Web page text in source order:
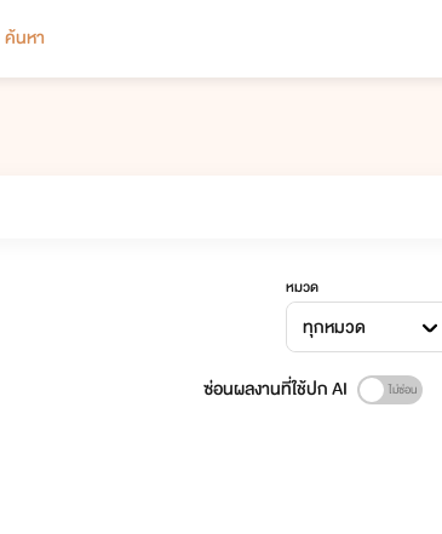
ค้นหา
หมวด
ทุกหมวด
ซ่อนผลงานที่ใช้ปก AI